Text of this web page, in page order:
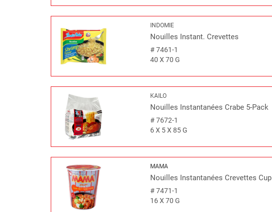
INDOMIE
Nouilles Instant. Crevettes
#7461-1
40 X 70 G
KAILO
Nouilles Instantanées Crabe 5-Pack
#7672-1
6 X 5 X 85 G
MAMA
Nouilles Instantanées Crevettes Cup
#7471-1
16 X 70 G